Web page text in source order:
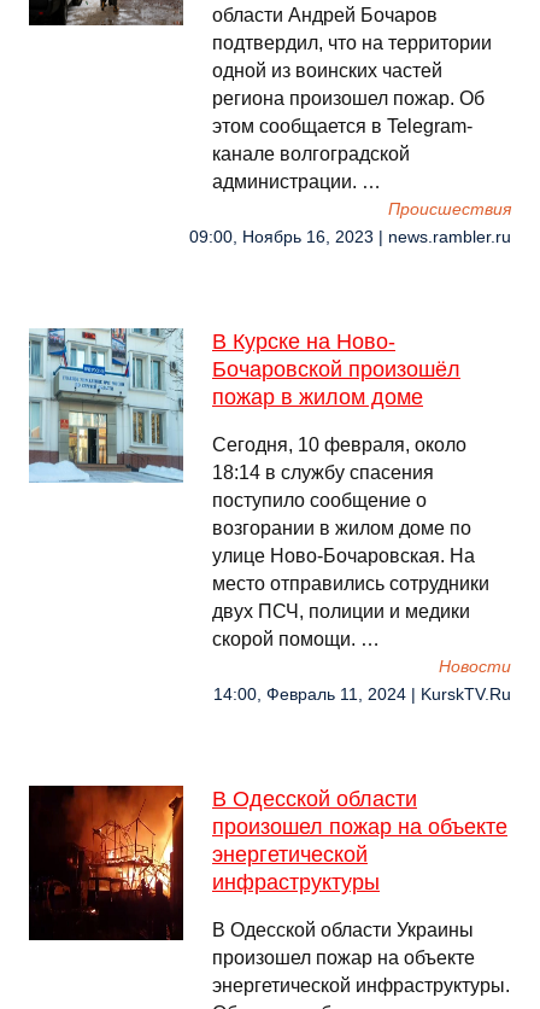
области Андрей Бочаров
подтвердил, что на территории
одной из воинских частей
региона произошел пожар. Об
этом сообщается в Telegram-
канале волгоградской
администрации. …
Происшествия
09:00, Ноябрь 16, 2023 | news.rambler.ru
В Курске на Ново-
Бочаровской произошёл
пожар в жилом доме
Сегодня, 10 февраля, около
18:14 в службу спасения
поступило сообщение о
возгорании в жилом доме по
улице Ново-Бочаровская. На
место отправились сотрудники
двух ПСЧ, полиции и медики
скорой помощи. …
Новости
14:00, Февраль 11, 2024 | KurskTV.Ru
В Одесской области
произошел пожар на объекте
энергетической
инфраструктуры
В Одесской области Украины
произошел пожар на объекте
энергетической инфраструктуры.